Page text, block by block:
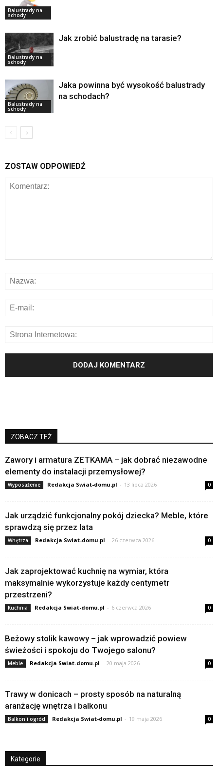
Balustrady na
schody
Balustrady na
schody
Jak zrobić balustradę na tarasie?
Balustrady na
schody
Jaka powinna być wysokość balustrady
na schodach?
ZOSTAW ODPOWIEDŹ
ZOBACZ TEŻ
Zawory i armatura ZETKAMA – jak dobrać niezawodne
elementy do instalacji przemysłowej?
Wyposażenie Redakcja Swiat-domu.pl - 13 lipca 2026 0
Jak urządzić funkcjonalny pokój dziecka? Meble, które
sprawdzą się przez lata
Wnętrza Redakcja Swiat-domu.pl - 26 czerwca 2026 0
Jak zaprojektować kuchnię na wymiar, która
maksymalnie wykorzystuje każdy centymetr
przestrzeni?
Kuchnia Redakcja Swiat-domu.pl - 6 czerwca 2026 0
Beżowy stolik kawowy – jak wprowadzić powiew
świeżości i spokoju do Twojego salonu?
Meble Redakcja Swiat-domu.pl - 20 maja 2026 0
Trawy w donicach – prosty sposób na naturalną
aranżację wnętrza i balkonu
Balkon i ogród Redakcja Swiat-domu.pl - 19 maja 2026 0
Kategorie